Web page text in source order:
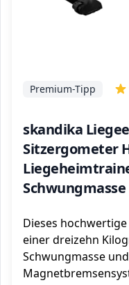
skandika
Sitzergometer
Schwungmasse
Premium-Tipp
Dieses
einer dreizehn
Schwungmasse